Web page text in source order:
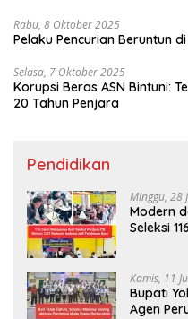
Rabu, 8 Oktober 2025
Pelaku Pencurian Beruntun
Selasa, 7 Oktober 2025
Korupsi Beras ASN Bintuni:
20 Tahun Penjara
Pendidikan
Minggu, 28
Modern
Seleksi
Kamis, 11
Bupati
Agen